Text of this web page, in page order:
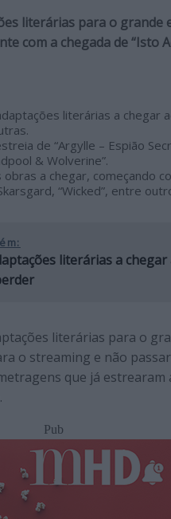
literárias para o grande
com a chegada de “Isto
literárias a chegar
de “Argylle – Espião
& Wolverine”.
a chegar, começando
“Wicked”, entre
literárias a
literárias para o
o streaming e não
que já estrearam
Pub